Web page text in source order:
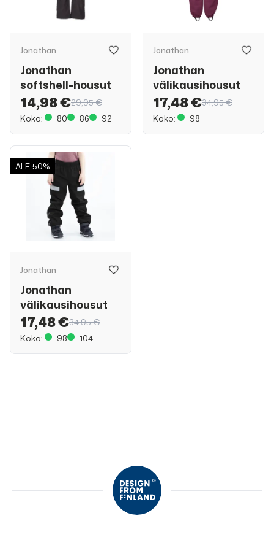
Jonathan
Jonathan
softshell-housut
14,98 €29,95 €
Koko:
80 86 92
Jonathan
Jonathan
välikausihousut
17,48 €34,95 €
Koko:
98
ALE 50%
Jonathan
Jonathan
välikausihousut
17,48 €34,95 €
Koko:
98 104